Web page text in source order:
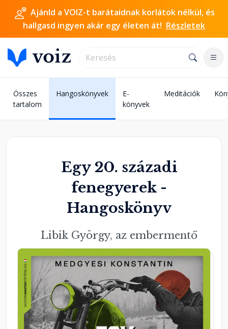
Ajánld a VOIZ-t barátaidnak korlátok nélkül, és
hallgasd ingyen akár egy életen át! Részletek
Összes
tartalom
Hangoskönyvek
E-
könyvek
Meditációk
Egy 20. századi
fenegyerek -
Hangoskönyv
Libik György, az embermentő